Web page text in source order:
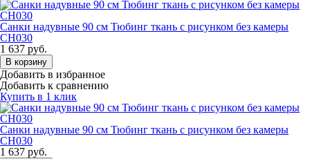
Санки надувные 90 см Тюбинг ткань с рисунком без камеры
СН030
1 637 руб.
В корзину
Добавить в избранное
Добавить к сравнению
Купить в 1 клик
Санки надувные 90 см Тюбинг ткань с рисунком без камеры
СН030
1 637 руб.